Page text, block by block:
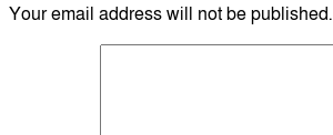
Your email address will not be published.